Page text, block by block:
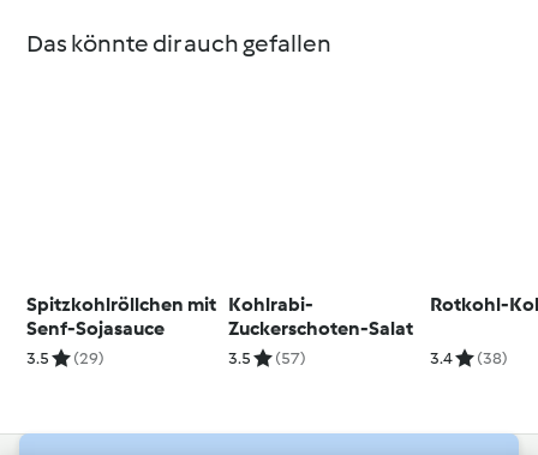
Das könnte dir auch gefallen
Spitzkohlröllchen mit
Senf-Sojasauce
3.5 (29)
Kohlrabi-
Zuckerschoten-Salat
3.5 (57)
Rotkohl-
3.4 (38)